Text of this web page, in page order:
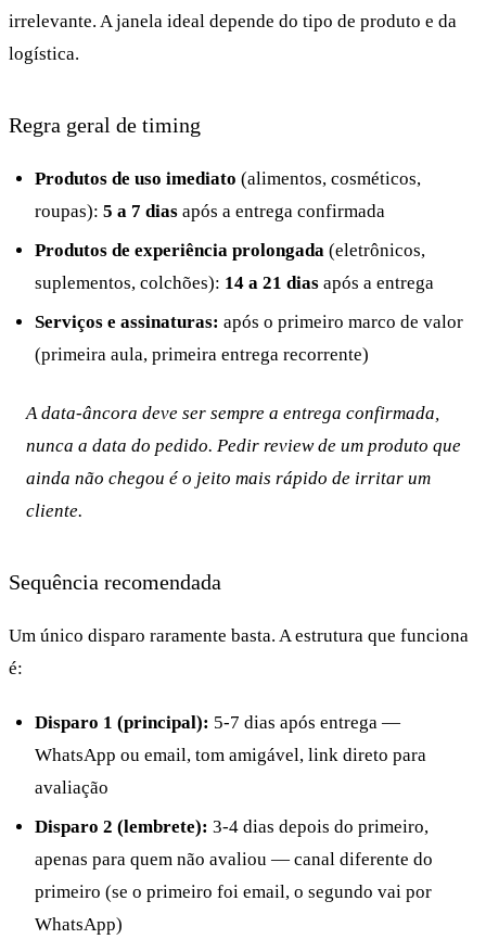
irrelevante. A janela ideal depende do tipo de produto e da
logística.
Regra geral de timing
Produtos de uso imediato (alimentos, cosméticos,
roupas): 5 a 7 dias após a entrega confirmada
Produtos de experiência prolongada (eletrônicos,
suplementos, colchões): 14 a 21 dias após a entrega
Serviços e assinaturas: após o primeiro marco de valor
(primeira aula, primeira entrega recorrente)
A data-âncora deve ser sempre a entrega confirmada,
nunca a data do pedido. Pedir review de um produto que
ainda não chegou é o jeito mais rápido de irritar um
cliente.
Sequência recomendada
Um único disparo raramente basta. A estrutura que funciona
é:
Disparo 1 (principal): 5-7 dias após entrega —
WhatsApp ou email, tom amigável, link direto para
avaliação
Disparo 2 (lembrete): 3-4 dias depois do primeiro,
apenas para quem não avaliou — canal diferente do
primeiro (se o primeiro foi email, o segundo vai por
WhatsApp)